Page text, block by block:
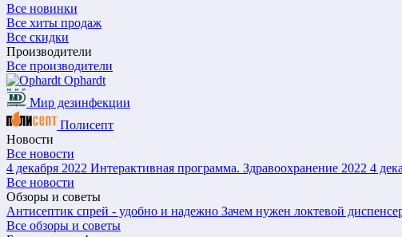
Все новинки
Все хиты продаж
Все скидки
Производители
Все производители
Ophardt
Мир дезинфекции
Полисепт
Новости
Все новости
4 декабря 2022 Интерактивная программа. Здравоохранение 2022 4
Все новости
Обзоры и советы
Антисептик спрей - удобно и надежно Зачем нужен локтевой
Все обзоры и советы